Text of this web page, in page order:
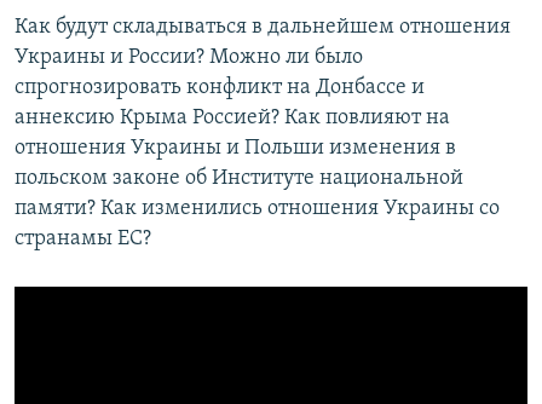
Как будут складываться в дальнейшем отношения
Украины и России? Можно ли было
спрогнозировать конфликт на Донбассе и
аннексию Крыма Россией? Как повлияют на
отношения Украины и Польши изменения в
польском законе об Институте национальной
памяти? Как изменились отношения Украины со
странамы ЕС?